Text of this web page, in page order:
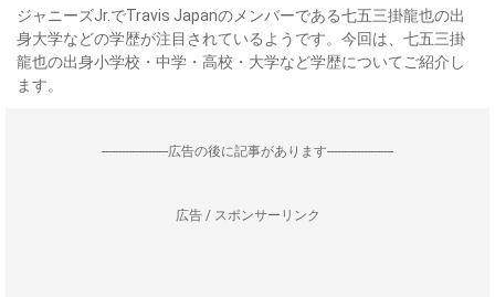
ジャニーズJr.でTravis Japanのメンバーである七五三掛龍也の出
身大学などの学歴が注目されているようです。今回は、七五三掛
龍也の出身小学校・中学・高校・大学など学歴についてご紹介し
ます。
--------------------広告の後に記事があります--------------------
広告 / スポンサーリンク